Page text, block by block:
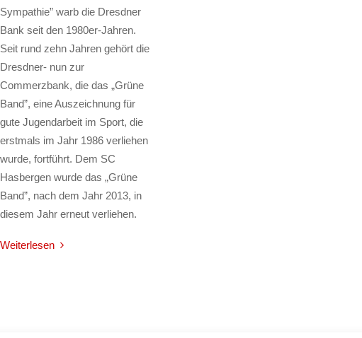
Sympathie” warb die Dresdner
Bank seit den 1980er-Jahren.
Seit rund zehn Jahren gehört die
Dresdner- nun zur
Commerzbank, die das „Grüne
Band”, eine Auszeichnung für
gute Jugendarbeit im Sport, die
erstmals im Jahr 1986 verliehen
wurde, fortführt. Dem SC
Hasbergen wurde das „Grüne
Band”, nach dem Jahr 2013, in
diesem Jahr erneut verliehen.
Weiterlesen